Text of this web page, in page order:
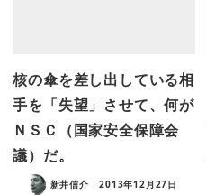
核の傘を差し出している相
手を「失望」させて、何が
ＮＳＣ（国家安全保障会
議）だ。
新井信介 2013年12月27日